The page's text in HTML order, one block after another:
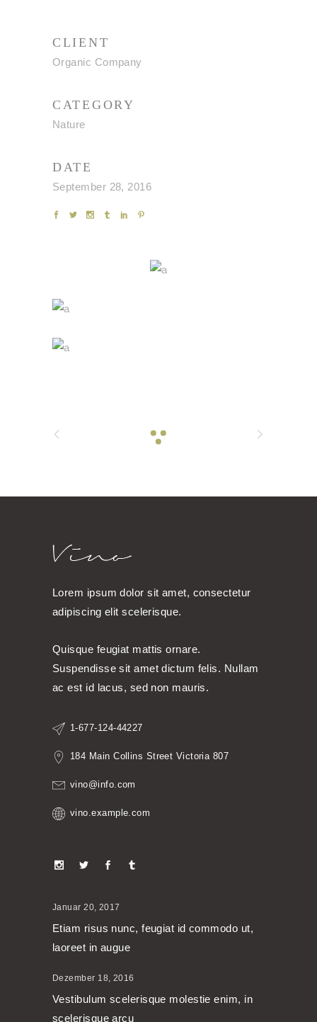
CLIENT
Organic Company
CATEGORY
Nature
DATE
September 28, 2016
Lorem ipsum dolor sit amet, consectetur
adipiscing elit scelerisque.
Quisque feugiat mattis ornare.
Suspendisse sit amet dictum felis. Nullam
ac est id lacus, sed non mauris.
1-677-124-44227
184 Main Collins Street Victoria 807
vino@info.com
vino.example.com
Januar 20, 2017
Etiam risus nunc, feugiat id commodo ut,
laoreet in augue
Dezember 18, 2016
Vestibulum scelerisque molestie enim, in
scelerisque arcu